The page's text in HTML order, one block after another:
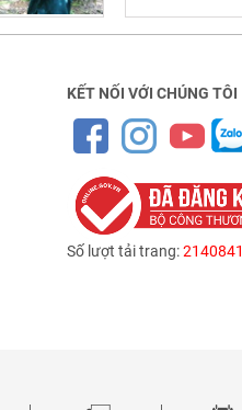
KẾT NỐI VỚI CHÚNG TÔI
Số lượt tải trang:2140841